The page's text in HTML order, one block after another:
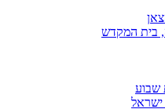
בית המקדש
שבוע
ישראל